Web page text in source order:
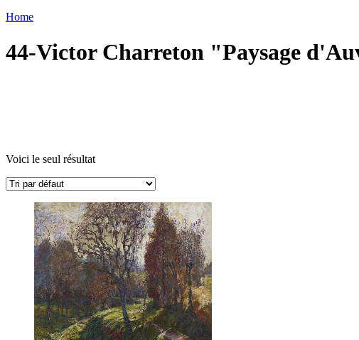
Home
44-Victor Charreton "Paysage
Voici le seul résultat